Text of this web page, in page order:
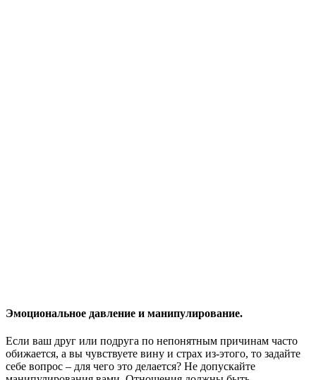
Эмоциональное давление и манипулирование.
Если ваш друг или подруга по непонятным причинам часто
обижается, а вы чувствуете вину и страх из-этого, то задайте
себе вопрос – для чего это делается? Не допускайте